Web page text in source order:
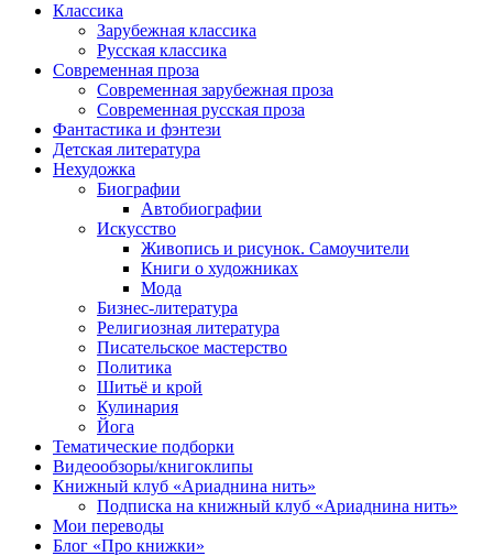
Классика
Зарубежная классика
Русская классика
Современная проза
Современная зарубежная проза
Современная русская проза
Фантастика и фэнтези
Детская литература
Нехудожка
Биографии
Автобиографии
Искусство
Живопись и рисунок. Самоучители
Книги о художниках
Мода
Бизнес-литература
Религиозная литература
Писательское мастерство
Политика
Шитьё и крой
Кулинария
Йога
Тематические подборки
Видеообзоры/книгоклипы
Книжный клуб «Ариаднина нить»
Подписка на книжный клуб «Ариаднина нить»
Мои переводы
Блог «Про книжки»